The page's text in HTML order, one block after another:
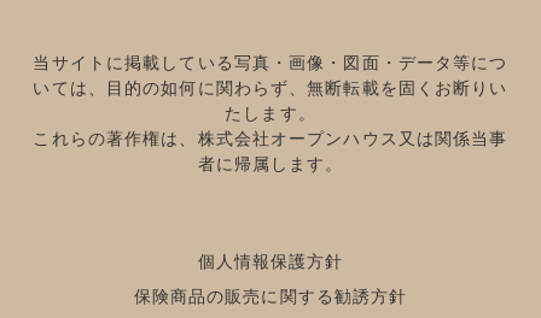
当サイトに掲載している写真・画像・図面・データ等につ
いては、目的の如何に関わらず、無断転載を固くお断りい
たします。
これらの著作権は、株式会社オープンハウス又は関係当事
者に帰属します。
個人情報保護方針
保険商品の販売に関する勧誘方針